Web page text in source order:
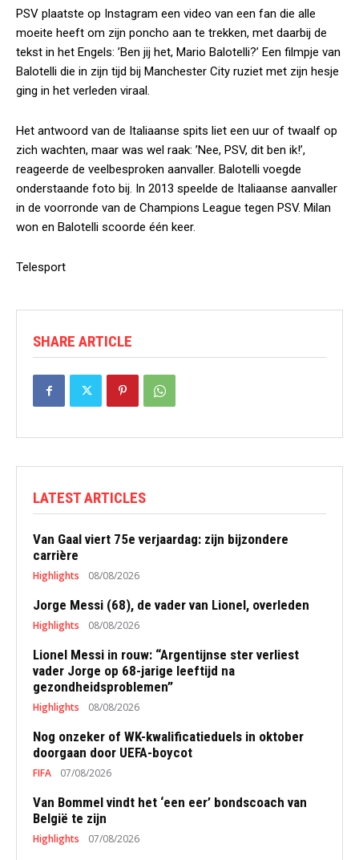
PSV plaatste op Instagram een video van een fan die alle
moeite heeft om zijn poncho aan te trekken, met daarbij de
tekst in het Engels: ’Ben jij het, Mario Balotelli?’ Een filmpje van
Balotelli die in zijn tijd bij Manchester City ruziet met zijn hesje
ging in het verleden viraal.
Het antwoord van de Italiaanse spits liet een uur of twaalf op
zich wachten, maar was wel raak: ’Nee, PSV, dit ben ik!’,
reageerde de veelbesproken aanvaller. Balotelli voegde
onderstaande foto bij. In 2013 speelde de Italiaanse aanvaller
in de voorronde van de Champions League tegen PSV. Milan
won en Balotelli scoorde één keer.
Telesport
SHARE ARTICLE
LATEST ARTICLES
Van Gaal viert 75e verjaardag: zijn bijzondere
carrière
Highlights 08/08/2026
Jorge Messi (68), de vader van Lionel, overleden
Highlights 08/08/2026
Lionel Messi in rouw: “Argentijnse ster verliest
vader Jorge op 68-jarige leeftijd na
gezondheidsproblemen”
Highlights 08/08/2026
Nog onzeker of WK-kwalificatieduels in oktober
doorgaan door UEFA-boycot
FIFA 07/08/2026
Van Bommel vindt het ‘een eer’ bondscoach van
België te zijn
Highlights 07/08/2026